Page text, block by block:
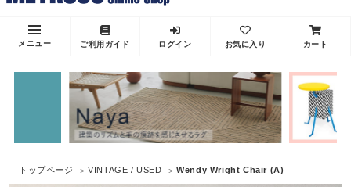
メニュー ご利用ガイド ログイン お気に入り カート
トップページ VINTAGE / USED Wendy Wright Chair (A)